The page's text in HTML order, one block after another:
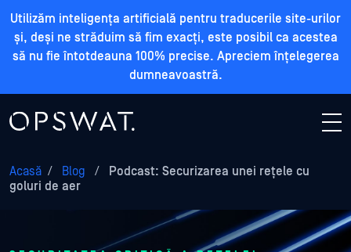
Utilizăm inteligența artificială pentru traducerile site-urilor
și, deși ne străduim să fim exacți, este posibil ca acestea
să nu fie întotdeauna 100% precise. Apreciem înțelegerea
dumneavoastră.
Acasă / Blog /
Podcast: Securizarea unei rețele cu
goluri de aer